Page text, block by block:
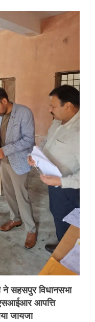
ने सहसपुर विधानसभा
एसआईआर आपत्ति
जायजा